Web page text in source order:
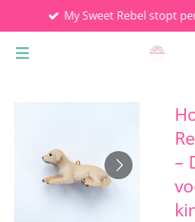
direct
naar
My Sweet Rebel stopt
–